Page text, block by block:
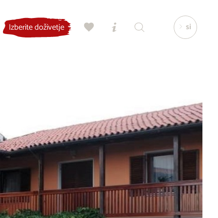
Izberite doživetje si